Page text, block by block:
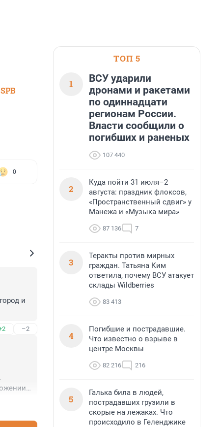
0
и
–2
ТОП 5
1
ВСУ ударили
дронами и ракетами
по одиннадцати
регионам России.
Власти сообщили о
погибших и раненых
107 440
2
Куда пойти 31 июля–2
августа: праздник флоксов,
«Пространственный сдвиг» у
Манежа и «Музыка мира»
87 136 7
3
Теракты против мирных
граждан. Татьяна Ким
ответила, почему ВСУ атакует
склады Wildberries
83 413
4
Погибшие и пострадавшие.
Что известно о взрыве в
центре Москвы
82 216 216
5
Галька била в людей,
пострадавших грузили в
скорые на лежаках. Что
происходило в Геленджике